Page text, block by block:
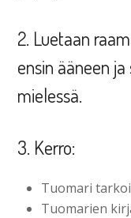
2. Luetaan
ensin ääneen
mielessä.
3. Kerro:
Tuomari
Tuomarien